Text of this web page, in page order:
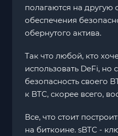
полагаются на другую
обеспечения
обернутого актива.
Так что любой, кто
использовать DeFi, но
безопасность своего
к BTC, скорее всего,
Все, что стоит
на биткоине. sBTC -